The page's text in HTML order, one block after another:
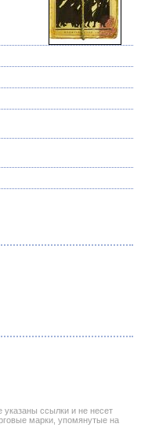
ссылки и не несет
марки, упомянутые на